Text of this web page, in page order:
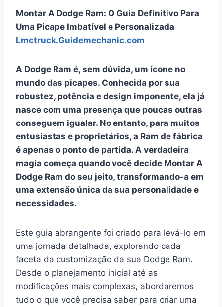
Montar A Dodge Ram: O Guia Definitivo Para
Uma Picape Imbatível e Personalizada
Lmctruck.Guidemechanic.com
A Dodge Ram é, sem dúvida, um ícone no
mundo das picapes. Conhecida por sua
robustez, potência e design imponente, ela já
nasce com uma presença que poucas outras
conseguem igualar. No entanto, para muitos
entusiastas e proprietários, a Ram de fábrica
é apenas o ponto de partida. A verdadeira
magia começa quando você decide Montar A
Dodge Ram do seu jeito, transformando-a em
uma extensão única da sua personalidade e
necessidades.
Este guia abrangente foi criado para levá-lo em
uma jornada detalhada, explorando cada
faceta da customização da sua Dodge Ram.
Desde o planejamento inicial até as
modificações mais complexas, abordaremos
tudo o que você precisa saber para criar uma